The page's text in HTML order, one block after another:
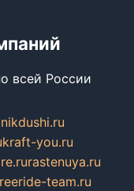
всей России
kraft-you.ru
rastenuya.ru
team.ru